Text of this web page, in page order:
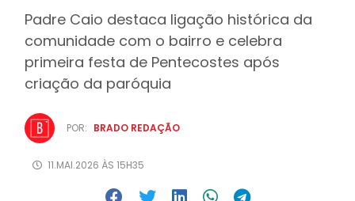
Padre Caio destaca ligação histórica da
comunidade com o bairro e celebra
primeira festa de Pentecostes após
criação da paróquia
POR: BRADO REDAÇÃO
11.MAI.2026 ÀS 15H35